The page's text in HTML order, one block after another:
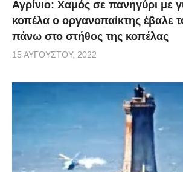
Αγρίνιο: Χαμός σε πανηγύρι με
κοπέλα ο οργανοπαίκτης έβαλε
πάνω στο στήθος της κοπέλας
15 ΑΥΓΟΎΣΤΟΥ, 2022